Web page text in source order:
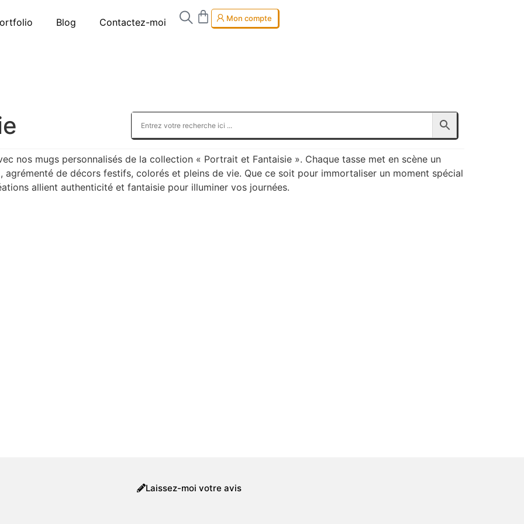
Blog Contactez-moi Mon compte
nos mugs personnalisés de la collection « Portrait et Fantaisie ». Chaque tasse met en scène un
de décors festifs, colorés et pleins de vie. Que ce soit pour immortaliser un moment spécial
allient authenticité et fantaisie pour illuminer vos journées.
Laissez-moi votre avis